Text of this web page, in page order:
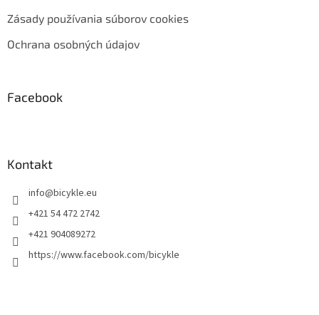
Zásady používania súborov cookies
Ochrana osobných údajov
Facebook
Kontakt
info@bicykle.eu
+421 54 472 2742
+421 904089272
https://www.facebook.com/bicykle